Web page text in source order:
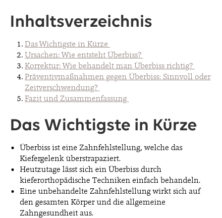
Inhaltsverzeichnis
Das Wichtigste in Kürze
Ursachen: Wie entsteht Überbiss?
Korrektur: Wie behandelt man Überbiss richtig?
Präventivmaßnahmen gegen Überbiss: Sinnvoll oder
Zeitverschwendung?
Fazit und Zusammenfassung
Das Wichtigste in Kürze
Überbiss ist eine Zahnfehlstellung, welche das
Kiefergelenk überstrapaziert.
Heutzutage lässt sich ein Überbiss durch
kieferorthopädische Techniken einfach behandeln.
Eine unbehandelte Zahnfehlstellung wirkt sich auf
den gesamten Körper und die allgemeine
Zahngesundheit aus.